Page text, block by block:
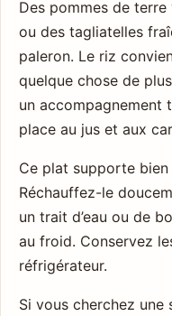
Des pommes de terre
ou des tagliatelles
paleron. Le riz
quelque chose de
un accompagnement
place au jus et aux
Ce plat supporte
Réchauffez-le
un trait d’eau ou de
au froid. Conservez
réfrigérateur.
Si vous cherchez une